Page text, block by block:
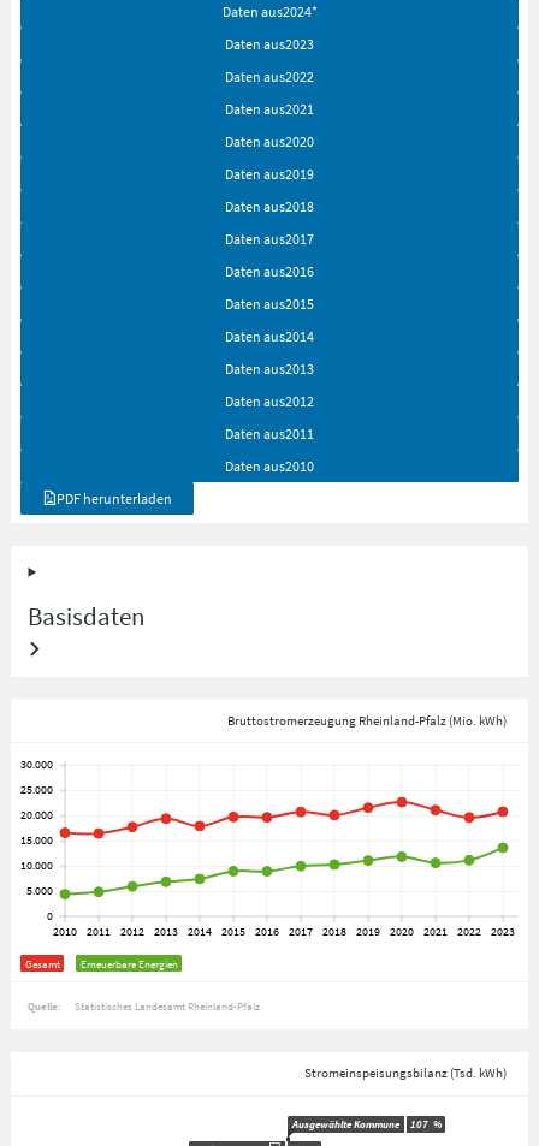
Daten aus2024*
Daten aus2023
Daten aus2022
Daten aus2021
Daten aus2020
Daten aus2019
Daten aus2018
Daten aus2017
Daten aus2016
Daten aus2015
Daten aus2014
Daten aus2013
Daten aus2012
Daten aus2011
Daten aus2010
PDF herunterladen
Basisdaten
Bruttostromerzeugung Rheinland-Pfalz (Mio. kWh)
Gesamt Erneuerbare Energien
Quelle: Statistisches Landesamt Rheinland-Pfalz
Stromeinspeisungsbilanz (Tsd. kWh)
Ausgewählte Kommune 107 %